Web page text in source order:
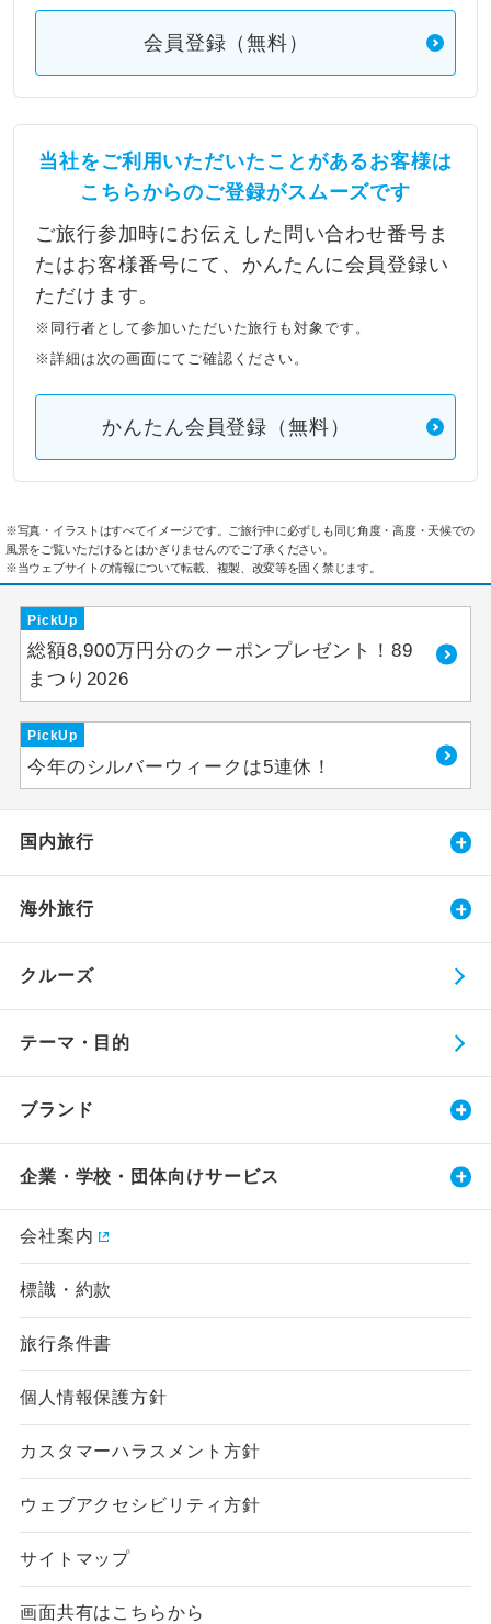
会員登録（無料）
当社をご利用いただいたことがあるお客様は
こちらからのご登録がスムーズです
ご旅行参加時にお伝えした問い合わせ番号ま
たはお客様番号にて、かんたんに会員登録い
ただけます。
※同行者として参加いただいた旅行も対象です。
※詳細は次の画面にてご確認ください。
かんたん会員登録（無料）
※写真・イラストはすべてイメージです。ご旅行中に必ずしも同じ角度・高度・天候での
風景をご覧いただけるとはかぎりませんのでご了承ください。
※当ウェブサイトの情報について転載、複製、改変等を固く禁じます。
PickUp
総額8,900万円分のクーポンプレゼント！89
まつり2026
PickUp
今年のシルバーウィークは5連休！
国内旅行
海外旅行
クルーズ
テーマ・目的
ブランド
企業・学校・団体向けサービス
会社案内
標識・約款
旅行条件書
個人情報保護方針
カスタマーハラスメント方針
ウェブアクセシビリティ方針
サイトマップ
画面共有はこちらから